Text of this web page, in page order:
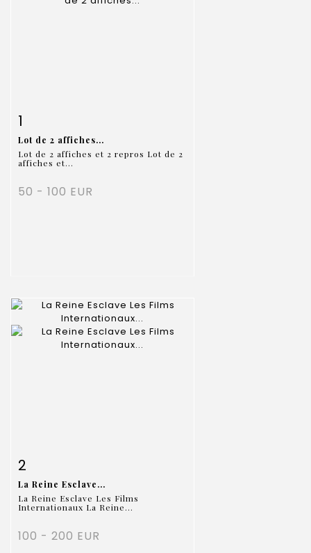
1
Lot de 2 affiches...
Lot de 2 affiches et 2 repros Lot de 2
affiches et...
50 - 100 EUR
2
La Reine Esclave...
La Reine Esclave Les Films
Internationaux La Reine...
100 - 200 EUR